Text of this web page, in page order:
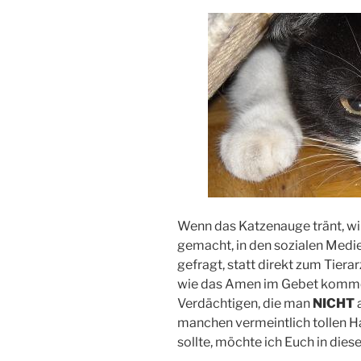
Wenn das Katzenauge tränt,
gemacht, in den sozialen
gefragt, statt direkt zum
wie das Amen im Gebet
Verdächtigen, die man NICHT
manchen vermeintlich tollen
sollte, möchte ich Euch in